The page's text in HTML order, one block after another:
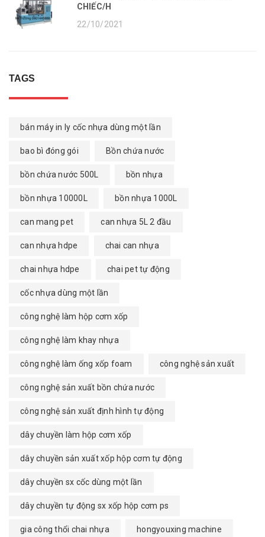
CHIẾC/H
22/10/2021
TAGS
bán máy in ly cốc nhựa dùng một lần
bao bì đóng gói Bồn chứa nước
bồn chứa nước 500L bồn nhựa
bồn nhựa 10000L bồn nhựa 1000L
can mang pet can nhựa 5L 2 đầu
can nhựa hdpe chai can nhựa
chai nhựa hdpe chai pet tự động
cốc nhựa dùng một lần
công nghệ làm hộp cơm xốp
công nghệ làm khay nhựa
công nghệ làm ống xốp foam công nghệ sản xuất
công nghệ sản xuất bồn chứa nước
công nghệ sản xuất định hình tự động
dây chuyền làm hộp cơm xốp
dây chuyền sản xuất xốp hộp cơm tự động
dây chuyền sx cốc dùng một lần
dây chuyền tự động sx xốp hộp cơm ps
gia công thổi chai nhựa hongyouxing machine